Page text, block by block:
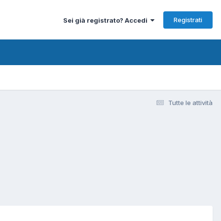
Sei già registrato? Accedi Registrati
Tutte le attività